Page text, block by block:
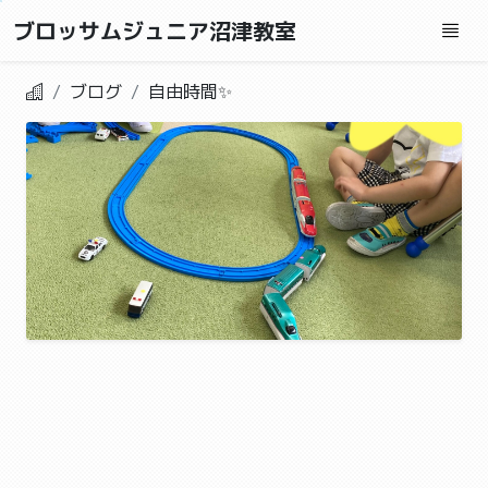
ブロッサムジュニア沼津教室
ブログ 自由時間✨